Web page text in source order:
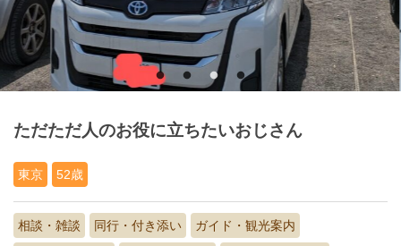
ただただ人のお役に立ちたいおじさん
東京 52歳
相談・雑談 同行・付き添い ガイド・観光案内